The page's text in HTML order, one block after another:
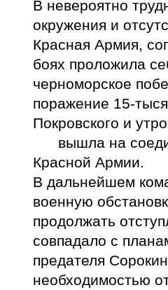
В невероятно
окружения и
Красная Армия,
боях проложила
черноморское
поражение 15-
Покровского и
вышла на
Красной Армии.
В дальнейшем
военную
продолжать
совпадало с
предателя
необходимостью